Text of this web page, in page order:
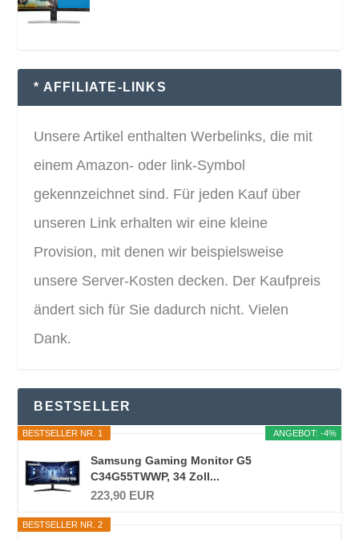
* AFFILIATE-LINKS
Unsere Artikel enthalten Werbelinks, die mit
einem Amazon- oder link-Symbol
gekennzeichnet sind. Für jeden Kauf über
unseren Link erhalten wir eine kleine
Provision, mit denen wir beispielsweise
unsere Server-Kosten decken. Der Kaufpreis
ändert sich für Sie dadurch nicht. Vielen
Dank.
BESTSELLER
ANGEBOT: -4%
BESTSELLER NR. 1
Samsung Gaming Monitor G5
C34G55TWWP, 34 Zoll...
223,90 EUR
BESTSELLER NR. 2